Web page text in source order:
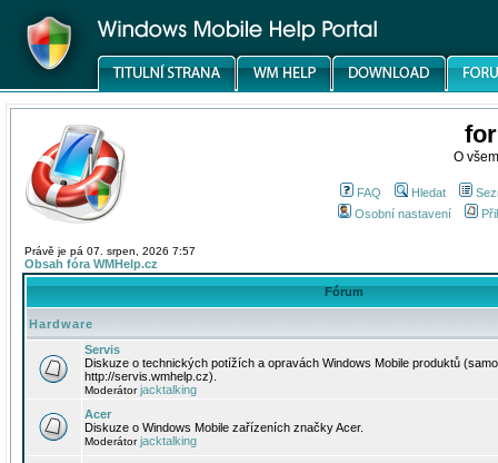
O
FAQ Hledat
Osobní nastavení
Právě je pá 07. srpen, 2026 7:57
Obsah fóra WMHelp.cz
Fórum
Hardware
Servis
Diskuze o technických potížích a opravách Windows Mobile produktů
http://servis.wmhelp.cz).
Moderátorjacktalking
Acer
Diskuze o Windows Mobile zařízeních značky Acer.
Moderátorjacktalking